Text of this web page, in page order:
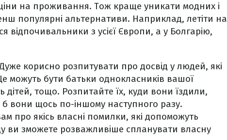
на проживання. Тож краще уникати модних і
популярні альтернативи. Наприклад, летіти на
відпочивальники з усієї Європи, а у Болгарію,
корисно розпитувати про досвід у людей, які
можуть бути батьки однокласників вашої
дітей, тощо. Розпитайте їх, куди вони їздили,
вони щось по-іншому наступного разу.
про якісь власні помилки, які допоможуть
ви зможете розважливіше спланувати власну